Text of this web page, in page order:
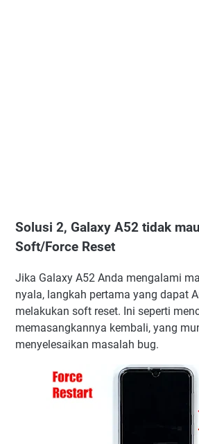
Solusi 2, Galaxy A52 tidak
Soft/Force Reset
Jika Galaxy A52 Anda mengalami
nyala, langkah pertama yang dapat
melakukan soft reset. Ini seperti
memasangkannya kembali, yang
menyelesaikan masalah bug.